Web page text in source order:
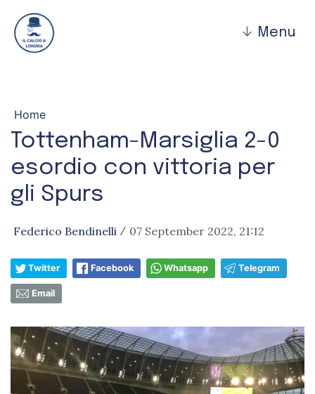
↓ Menu
Home
Tottenham-Marsiglia 2-0
esordio con vittoria per
gli Spurs
Federico Bendinelli / 07 September 2022, 21:12
Twitter Facebook Whatsapp Telegram
Email